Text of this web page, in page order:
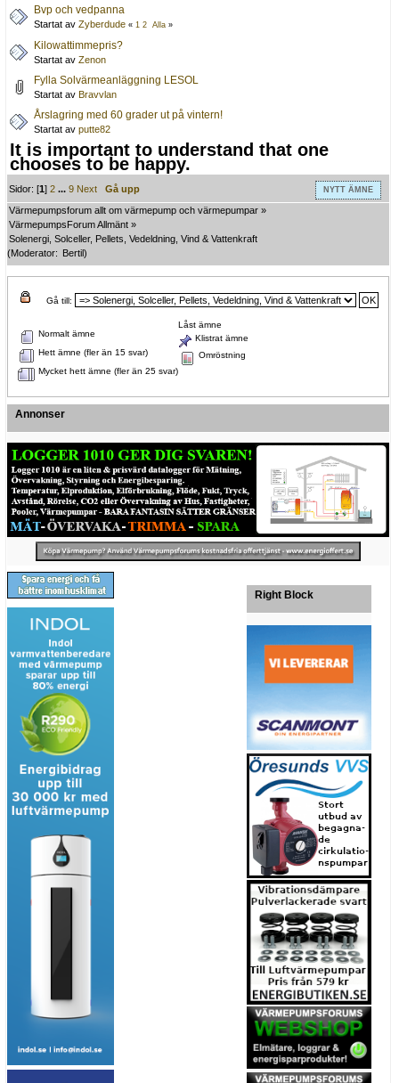
Bvp och vedpanna
Startat av Zyberdude « 1 2 Alla »
Kilowattimmepris?
Startat av Zenon
Fylla Solvärmeanläggning LESOL
Startat av Bravvlan
Årslagring med 60 grader ut på vintern!
Startat av putte82
It is important to understand that one
chooses to be happy.
NYTT ÄMNE
Sidor: [1]2 ...9 Next
Gå upp
Värmepumpsforum allt om värmepump och värmepumpar »
VärmepumpsForum Allmänt »
Solenergi, Solceller, Pellets, Vedeldning, Vind & Vattenkraft
(Moderator:
Bertil)
Gå till:
Normalt ämne
Hett ämne (fler än 15 svar)
Mycket hett ämne (fler än 25 svar)
Låst ämne
Klistrat ämne
Omröstning
Annonser
Right Block